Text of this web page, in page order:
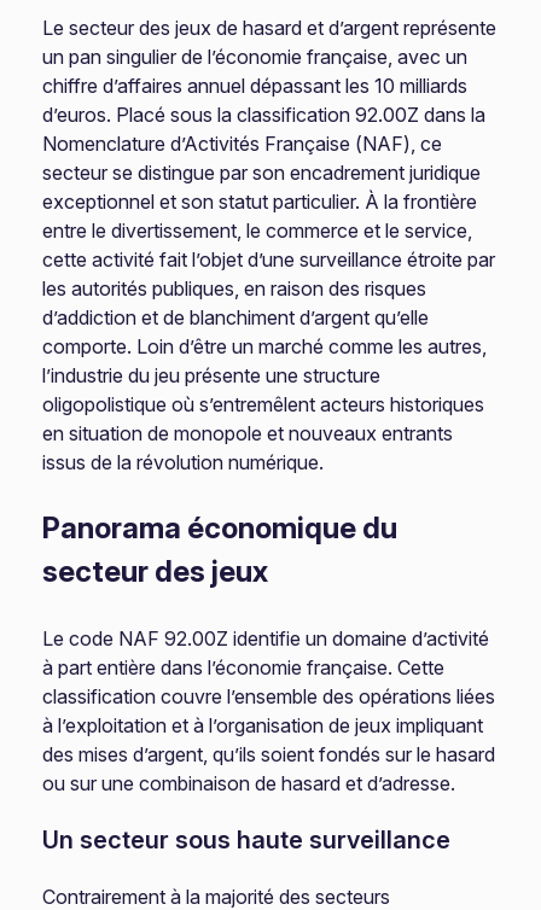
Le secteur des jeux de hasard et d’argent représente
un pan singulier de l’économie française, avec un
chiffre d’affaires annuel dépassant les 10 milliards
d’euros. Placé sous la classification 92.00Z dans la
Nomenclature d’Activités Française (NAF), ce
secteur se distingue par son encadrement juridique
exceptionnel et son statut particulier. À la frontière
entre le divertissement, le commerce et le service,
cette activité fait l’objet d’une surveillance étroite par
les autorités publiques, en raison des risques
d’addiction et de blanchiment d’argent qu’elle
comporte. Loin d’être un marché comme les autres,
l’industrie du jeu présente une structure
oligopolistique où s’entremêlent acteurs historiques
en situation de monopole et nouveaux entrants
issus de la révolution numérique.
Panorama économique du
secteur des jeux
Le code NAF 92.00Z identifie un domaine d’activité
à part entière dans l’économie française. Cette
classification couvre l’ensemble des opérations liées
à l’exploitation et à l’organisation de jeux impliquant
des mises d’argent, qu’ils soient fondés sur le hasard
ou sur une combinaison de hasard et d’adresse.
Un secteur sous haute surveillance
Contrairement à la majorité des secteurs